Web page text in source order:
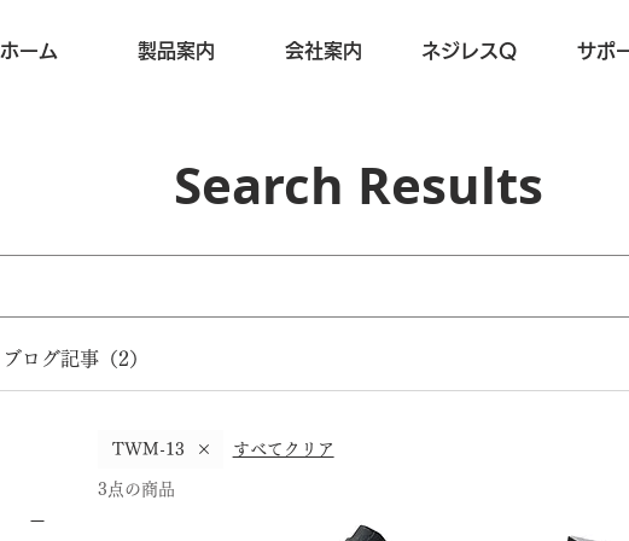
ホーム 製品案内 会社案内 ネジレスQ サポ
Search Results
ブログ記事（2）
TWM-13 すべてクリア
3点の商品